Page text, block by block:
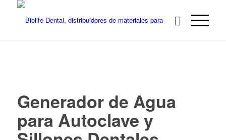
Generador de Agua
para Autoclave y